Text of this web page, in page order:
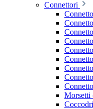
Connettori
Morsetti